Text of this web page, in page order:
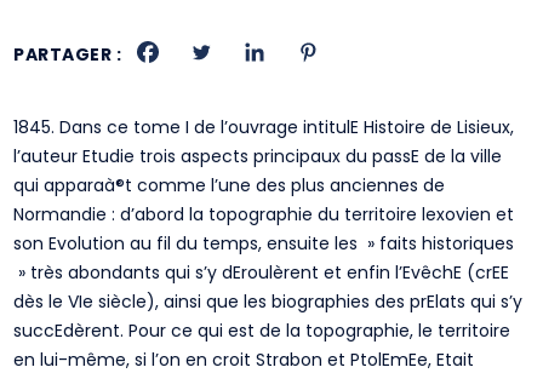
PARTAGER :
1845. Dans ce tome I de l’ouvrage intitulE Histoire de Lisieux,
l’auteur Etudie trois aspects principaux du passE de la ville
qui apparaà®t comme l’une des plus anciennes de
Normandie : d’abord la topographie du territoire lexovien et
son Evolution au fil du temps, ensuite les » faits historiques
» très abondants qui s’y dEroulèrent et enfin l’EvêchE (crEE
dès le VIe siècle), ainsi que les biographies des prElats qui s’y
succEdèrent. Pour ce qui est de la topographie, le territoire
en lui-même, si l’on en croit Strabon et PtolEmEe, Etait